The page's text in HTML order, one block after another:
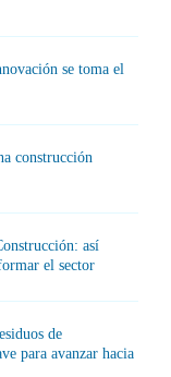
se toma el
construcción
así
el sector
de
para avanzar hacia